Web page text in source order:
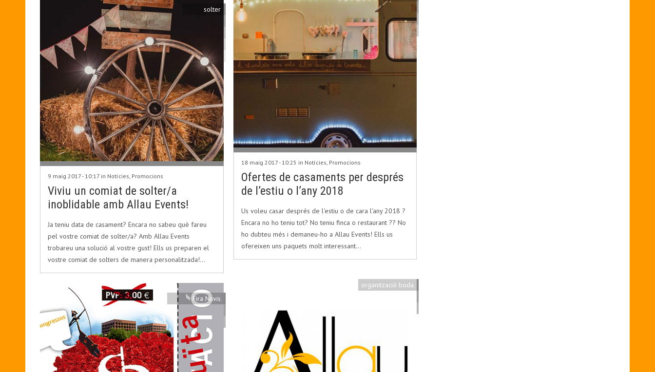
solter
9 maig 2017 - 10:17 in Notícies Promocions
Viviu un comiat de solter/a
inoblidable amb Allau Events!
Ja teniu data de casament? Encara no sabeu què fareu
pel vostre comiat de solter/a? Amb Allau Events
trobareu una solució al vostre gust! Ells us preparen el
vostre comiat de solters de manera personalitzada!…
Fira Nuvis
18 maig 2017 - 10:25 in Notícies Promocions
Ofertes de casaments per després
de l’estiu o l’any 2018
Us voleu casar després de l'estiu o de cara l'any 2018 ?
Encara no ho teniu tot? No teniu finca o restaurant ?? No
ho dubteu més i demaneu-ho a Allau Events! Ells us
ofereixen uns paquets molt interessant…
organització boda